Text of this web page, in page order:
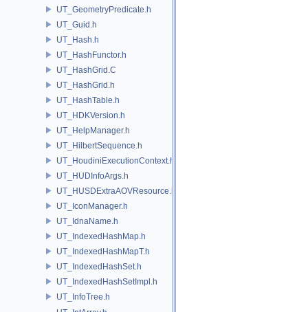
UT_GeometryPredicate.h
UT_Guid.h
UT_Hash.h
UT_HashFunctor.h
UT_HashGrid.C
UT_HashGrid.h
UT_HashTable.h
UT_HDKVersion.h
UT_HelpManager.h
UT_HilbertSequence.h
UT_HoudiniExecutionContext.h
UT_HUDInfoArgs.h
UT_HUSDExtraAOVResource.h
UT_IconManager.h
UT_IdnaName.h
UT_IndexedHashMap.h
UT_IndexedHashMapT.h
UT_IndexedHashSet.h
UT_IndexedHashSetImpl.h
UT_InfoTree.h